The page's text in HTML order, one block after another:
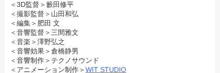
＜3D監督＞籔田修平
＜撮影監督＞山田和弘
＜編集＞肥田 文
＜音響監督＞三間雅文
＜音楽＞澤野弘之
＜音響効果＞倉橋静男
＜音響制作＞テクノサウンド
＜アニメーション制作＞WIT STUDIO